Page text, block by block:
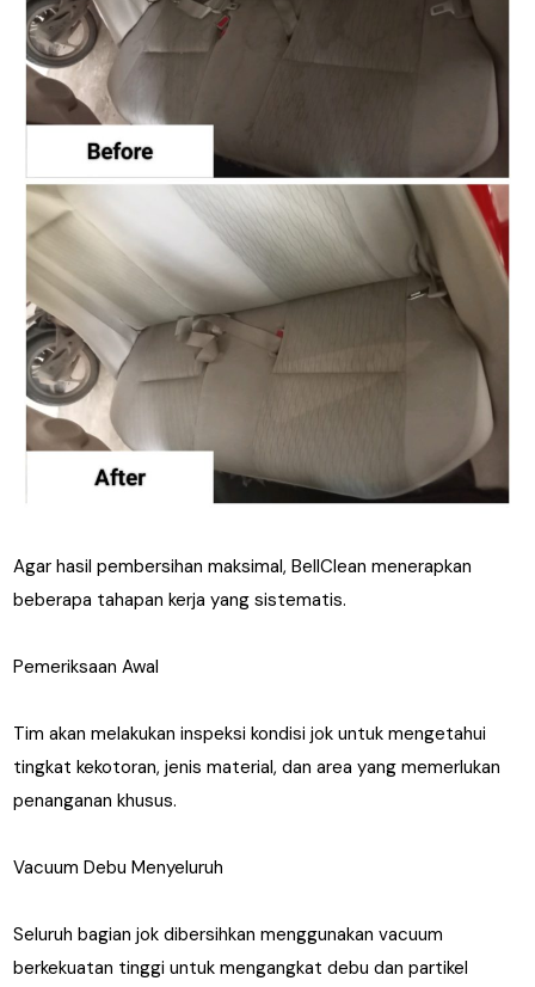
Agar hasil pembersihan maksimal, BellClean menerapkan
beberapa tahapan kerja yang sistematis.
Pemeriksaan Awal
Tim akan melakukan inspeksi kondisi jok untuk mengetahui
tingkat kekotoran, jenis material, dan area yang memerlukan
penanganan khusus.
Vacuum Debu Menyeluruh
Seluruh bagian jok dibersihkan menggunakan vacuum
berkekuatan tinggi untuk mengangkat debu dan partikel